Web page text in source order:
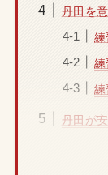
丹田を
練
練
練
丹田が